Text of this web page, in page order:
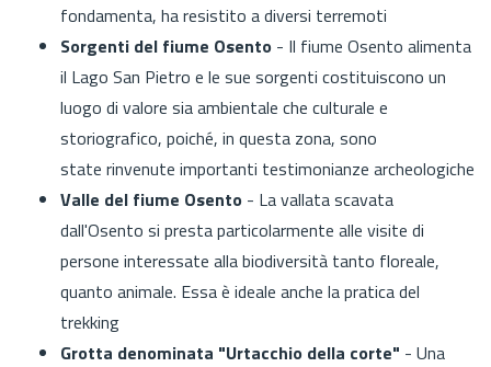
fondamenta, ha resistito a diversi terremoti
Sorgenti del fiume Osento - Il fiume Osento alimenta
il Lago San Pietro e le sue sorgenti costituiscono un
luogo di valore sia ambientale che culturale e
storiografico, poiché, in questa zona, sono
state rinvenute importanti testimonianze archeologiche
Valle del fiume Osento - La vallata scavata
dall'Osento si presta particolarmente alle visite di
persone interessate alla biodiversità tanto floreale,
quanto animale. Essa è ideale anche la pratica del
trekking
Grotta denominata "Urtacchio della corte" - Una